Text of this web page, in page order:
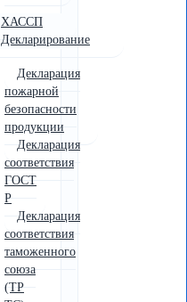
ХАССП
Декларирование
Декларация
пожарной
безопасности
продукции
Декларация
соответствия
ГОСТ
Р
Декларация
соответствия
таможенного
союза
(ТР